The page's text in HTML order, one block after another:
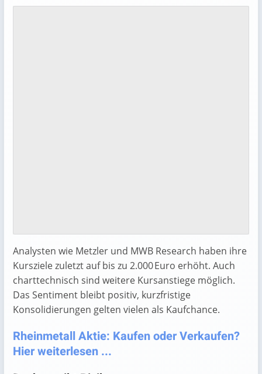
Analysten wie Metzler und MWB Research haben ihre
Kursziele zuletzt auf bis zu 2.000 Euro erhöht. Auch
charttechnisch sind weitere Kursanstiege möglich.
Das Sentiment bleibt positiv, kurzfristige
Konsolidierungen gelten vielen als Kaufchance.
Rheinmetall Aktie: Kaufen oder Verkaufen?
Hier weiterlesen ...